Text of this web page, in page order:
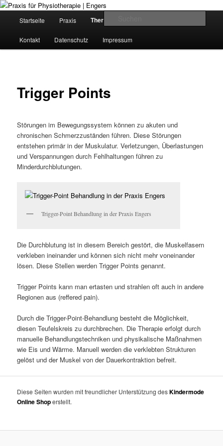
Zum
wechseln
Praxis für Physiotherapie | Engers
Krankengymnastik in Girod-Kleinholbach
p
Startseite Praxis Therapieangebote
Kontakt Datenschutz Impressum
Trigger Points
Störungen im Bewegungssystem können zu akuten und
chronischen Schmerzzuständen führen. Diese Störungen
entstehen primär in der Muskulatur. Verletzungen, Überlastungen
und Verspannungen durch Fehlhaltungen führen zu
Minderdurchblutungen.
Trigger-Point Behandlung in der Praxis Engers
Die Durchblutung ist in diesem Bereich gestört, die Muskelfasern
verkleben ineinander und können sich nicht mehr voneinander
lösen. Diese Stellen werden Trigger Points genannt.
Trigger Points kann man ertasten und strahlen oft auch in andere
Regionen aus (reffered pain).
Durch die Trigger-Point-Behandlung besteht die Möglichkeit,
diesen Teufelskreis zu durchbrechen. Die Therapie erfolgt durch
manuelle Behandlungstechniken und physikalische Maßnahmen
wie Eis und Wärme. Manuell werden die verklebten Strukturen
gelöst und der Muskel von der Dauerkontraktion befreit.
Diese Seiten wurden mit freundlicher Unterstützung desKindermode
Online Shoperstellt.